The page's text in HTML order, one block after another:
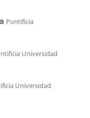
Pontificia
Universidad
Universidad